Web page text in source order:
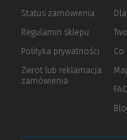
Status zamówienia
Regulamin sklepu
Polityka prywatności (Nowe
(Link
innej
Zwrot lub reklamacja
zamówienia
Co
FAQ